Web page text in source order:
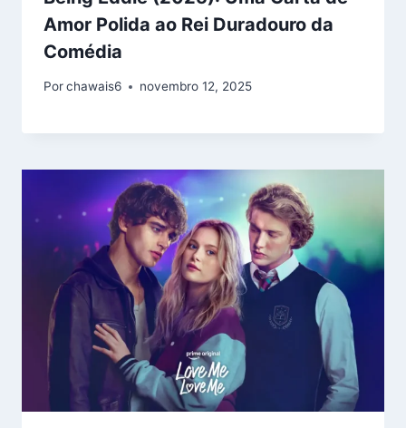
Amor Polida ao Rei Duradouro da
Comédia
Porchawais6 novembro 12, 2025